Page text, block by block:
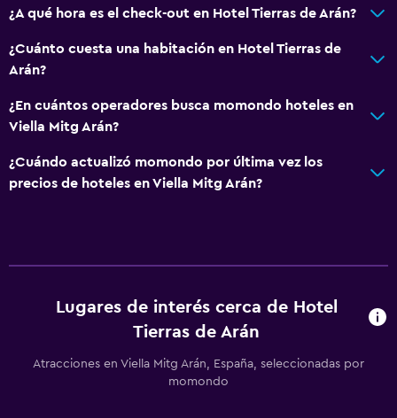
¿A qué hora es el check-out en Hotel Tierras de Arán?
¿Cuánto cuesta una habitación en Hotel Tierras de
Arán?
¿En cuántos operadores busca momondo hoteles en
Viella Mitg Arán?
¿Cuándo actualizó momondo por última vez los
precios de hoteles en Viella Mitg Arán?
Lugares de interés cerca de Hotel
Tierras de Arán
Atracciones en Viella Mitg Arán, España, seleccionadas por
momondo